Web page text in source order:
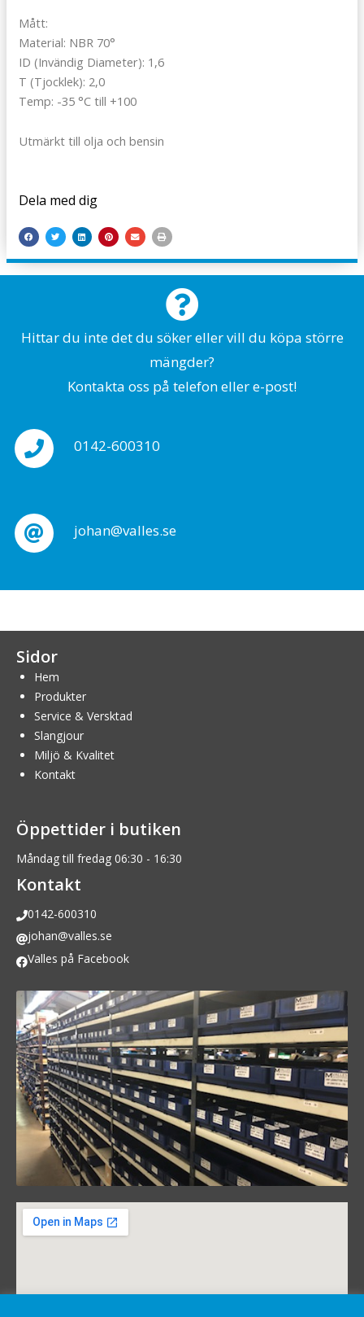
Mått:
Material: NBR 70°
ID (Invändig Diameter): 1,6
T (Tjocklek): 2,0
Temp: -35 °C till +100
Utmärkt till olja och bensin
Dela med dig
Hittar du inte det du söker eller vill du köpa större
mängder?
Kontakta oss på telefon eller e-post!
0142-600310
johan@valles.se
Sidor
Hem
Produkter
Service & Versktad
Slangjour
Miljö & Kvalitet
Kontakt
Öppettider i butiken
Måndag till fredag 06:30 - 16:30
Kontakt
0142-600310
johan@valles.se
Valles på Facebook